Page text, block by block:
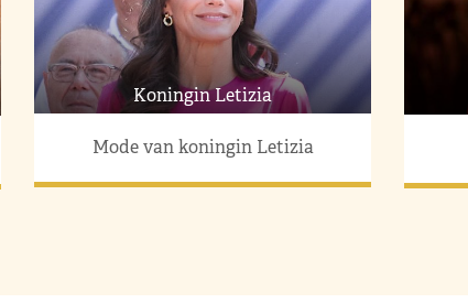
Koningin Letizia
Mode van koningin Letizia